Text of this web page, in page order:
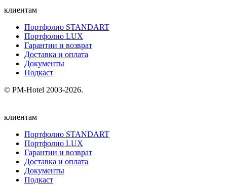
клиентам
Портфолио STANDART
Портфолио LUX
Гарантии и возврат
Доставка и оплата
Документы
Подкаст
© PM-Hotel 2003-2026.
клиентам
Портфолио STANDART
Портфолио LUX
Гарантии и возврат
Доставка и оплата
Документы
Подкаст